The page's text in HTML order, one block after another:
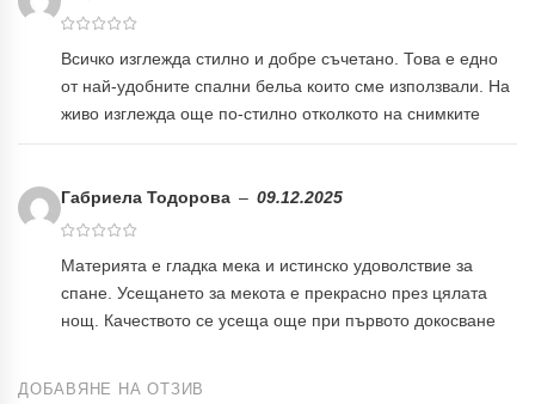
Всичко изглежда стилно и добре съчетано. Това е едно
от най-удобните спални бельа които сме използвали. На
живо изглежда още по-стилно отколкото на снимките
Габриела Тодорова – 09.12.2025
Материята е гладка мека и истинско удоволствие за
спане. Усещането за мекота е прекрасно през цялата
нощ. Качеството се усеща още при първото докосване
ДОБАВЯНЕ НА ОТЗИВ